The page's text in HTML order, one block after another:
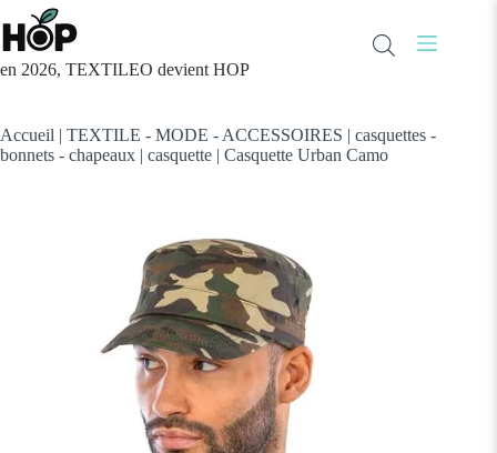
Passer
au
contenu
en 2026, TEXTILEO devient HOP
Accueil | TEXTILE - MODE - ACCESSOIRES | casquettes -
bonnets - chapeaux | casquette | Casquette Urban Camo